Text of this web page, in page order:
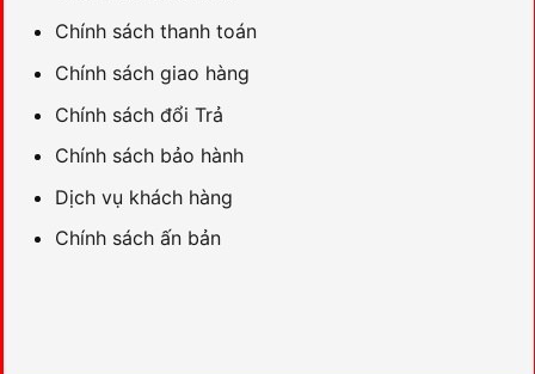
Chính sách thanh toán
Chính sách giao hàng
Chính sách đổi Trả
Chính sách bảo hành
Dịch vụ khách hàng
Chính sách ấn bản